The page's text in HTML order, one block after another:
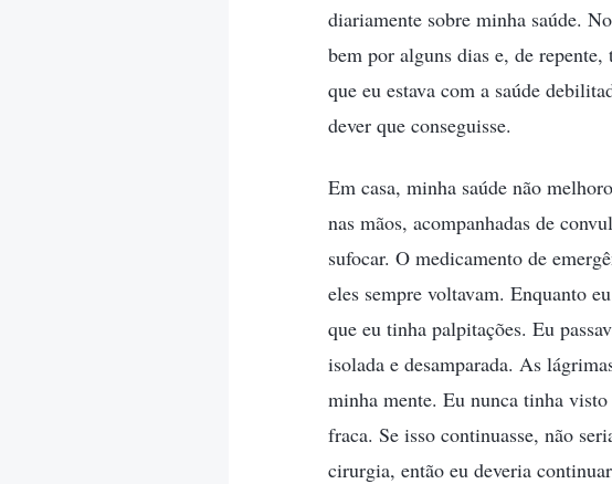
diariamente sobre minha saúde.
bem por alguns dias e, de
que eu estava com a saúde
dever que conseguisse.
Em casa, minha saúde não
nas mãos, acompanhadas de
sufocar. O medicamento de
eles sempre voltavam. Enquanto
que eu tinha palpitações. Eu
isolada e desamparada. As
minha mente. Eu nunca tinha
fraca. Se isso continuasse, não
cirurgia, então eu deveria